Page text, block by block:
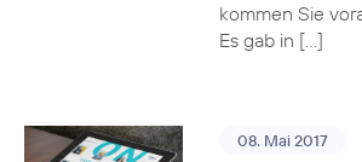
kommen Sie
Es gab in […]
08. Mai 2017